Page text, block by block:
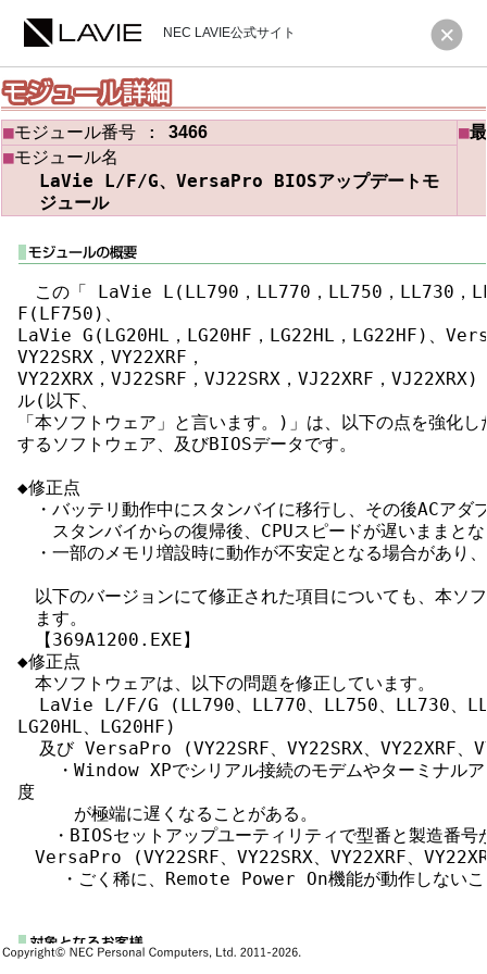
NEC LAVIE公式サイト